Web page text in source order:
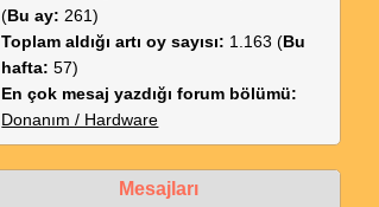
(Bu ay: 261)
Toplam aldığı artı oy sayısı: 1.163 (Bu
hafta: 57)
En çok mesaj yazdığı forum bölümü:
Donanım / Hardware
Mesajları